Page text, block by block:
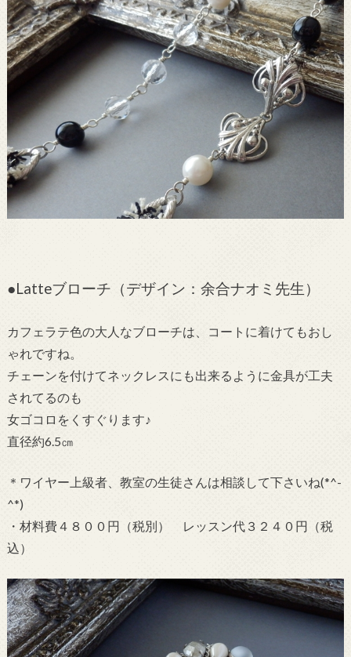
●Latteブローチ（デザイン：余合ナオミ先生）
カフェラテ色の大人なブローチは、コートに着けてもおし
ゃれですね。
チェーンを付けてネックレスにも出来るように金具が工夫
されてるのも
女ゴコロをくすぐります♪
直径約6.5㎝
＊ワイヤー上級者、教室の生徒さんは相談して下さいね(*^-
^*)
・材料費４８００円（税別） レッスン代３２４０円（税
込）